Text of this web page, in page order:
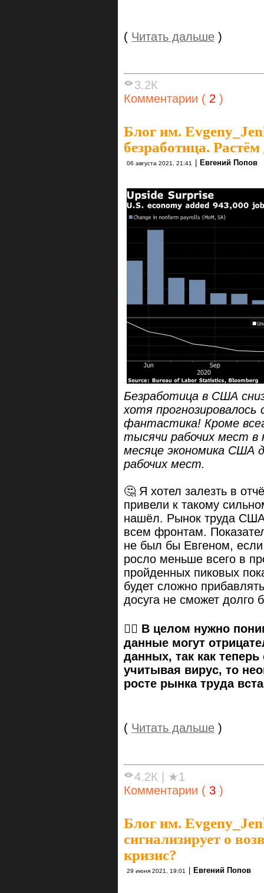
( Читать дальше )
3.2К
Комментарии ( 2 )
Блог им.
безработица.
06 августа 2021, 21:41 Евгений Попов
Безработица в США
хотя
фантастика! Кроме
тысячи рабочих мест в
месяце экономика США
рабочих мест.
🤔 Я хотел залезть в
привели к такому
нашёл. Рынок труда
всем фронтам.
не был бы Евгеном, если
росло меньше всего в
пройденных пиковых
будет сложно
досуга не сможет долго
☝🏻 В целом нужно
данные могут
данных, так как
учитывая вирус, то
росте рынка труда
( Читать дальше )
4.2К
★1
Комментарии ( 3 )
Блог им.
сигнализирует о
кризис?
29 июня 2021, 19:01 Евгений Попов